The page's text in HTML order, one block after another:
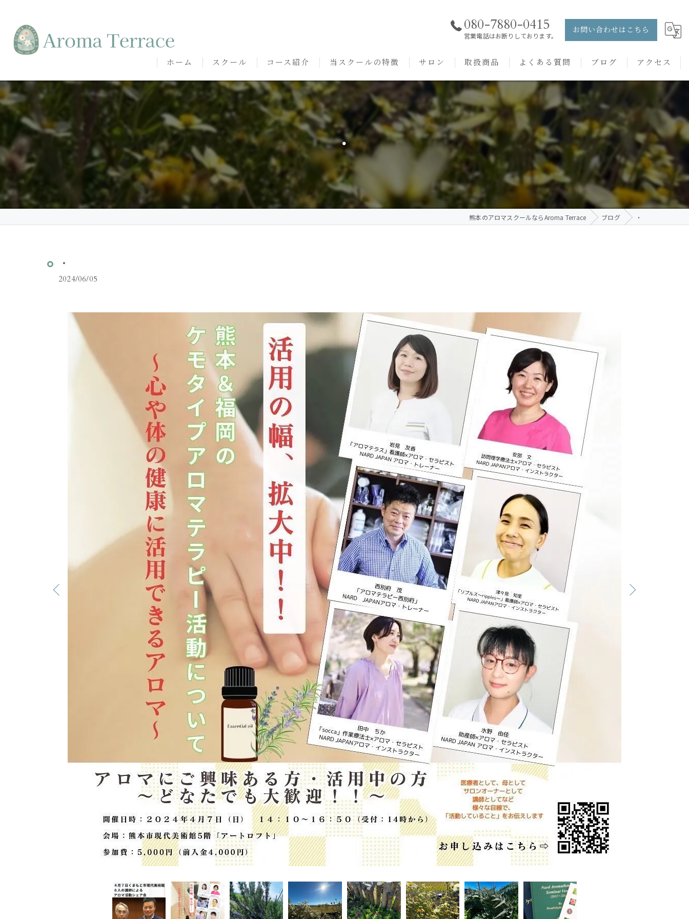
080-7880-0415
営業電話はお断りしております。
お問い合わせはこちら
ホーム スクール
熊本本校の特徴
熊本みゆき校の特徴
代表挨拶
講師紹介
卒講生の声
コース紹介
NARD JAPAN
アロマ・アドバイザーコース
アロマ・インストラクターコース
アロマ・セラピストコース
KACセラピスト
当スクールの特徴
独立開業支援
セルフメディケーション
ハンドマッサージ
オイル
サロン
サロンメニュー
術後・病後ケアメニュー
施術事例
取扱商品
PRANAROM
健草医学舎
バッチフラワーレメディ
よくある質問 ブログ アクセス
・
熊本のアロマスクールならAroma Terrace ブログ ・
・
2024/06/05